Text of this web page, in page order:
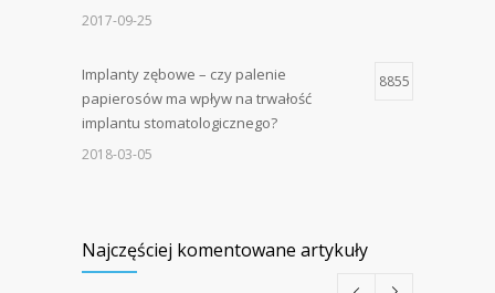
2017-09-25
Implanty zębowe – czy palenie
papierosów ma wpływ na trwałość
implantu stomatologicznego?
8855
2018-03-05
Najczęściej komentowane artykuły